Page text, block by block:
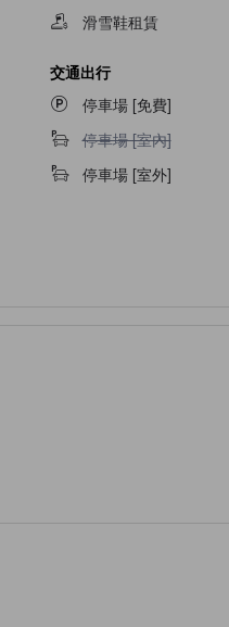
滑雪鞋租賃
交通出行
停車場 [免費]
停車場 [室內]不適用
停車場 [室內]
停車場 [室外]